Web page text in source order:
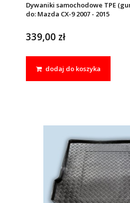
Dywaniki samochodowe TPE
do: Mazda CX-9 2007 - 2015
339,00 zł
dodaj do koszyka